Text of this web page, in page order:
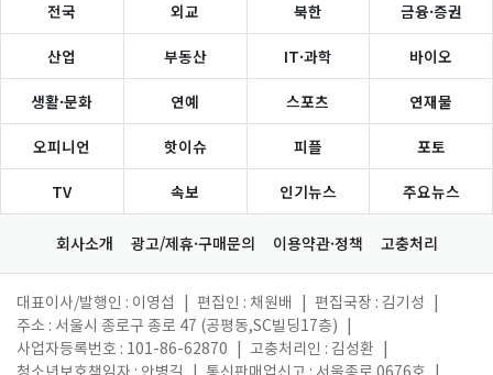
전국 외교 북한 금융·증권
산업 부동산 IT·과학 바이오
생활·문화 연예 스포츠 연재물
오피니언 핫이슈 피플 포토
TV 속보 인기뉴스 주요뉴스
회사소개 광고/제휴·구매문의 이용약관·정책 고충처리
대표이사/발행인 : 이영섭 편집인 : 채원배 편집국장 : 김기성
주소 : 서울시 종로구 종로 47 (공평동,SC빌딩17층)
사업자등록번호 : 101-86-62870
고충처리인 : 김성환